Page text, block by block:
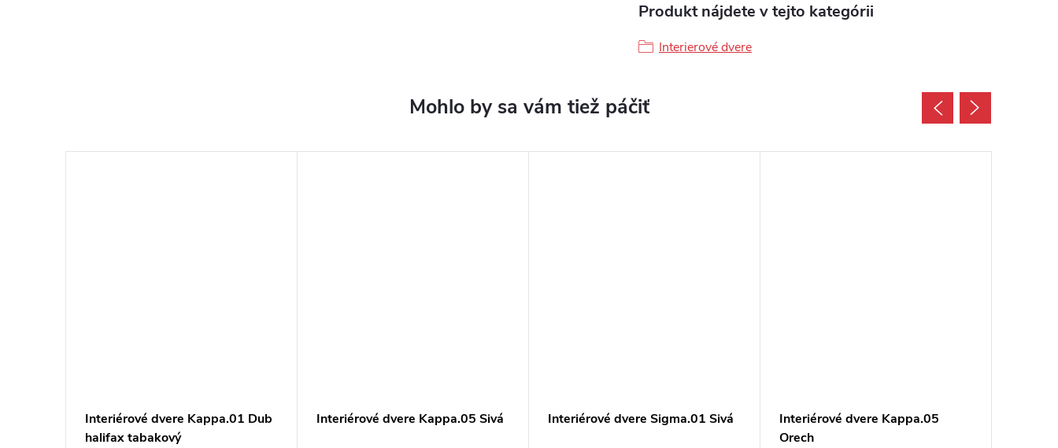
Produkt nájdete v tejto kategórii
Interierové dvere
Interiérové dvere Kappa.01 Dub
halifax tabakový
Interiérové dvere Kappa.05 Sivá Interiérové dvere Sigma.01 Sivá
Interiérové dvere Kappa.05
Orech